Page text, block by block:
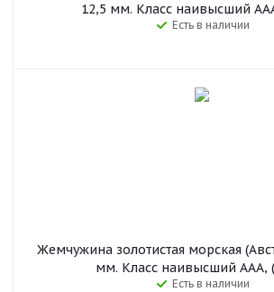
12,5 мм. Класс наивысший
Есть в наличии
Жемчужина золотистая морская
мм. Класс наивысший ААА,
Есть в наличии